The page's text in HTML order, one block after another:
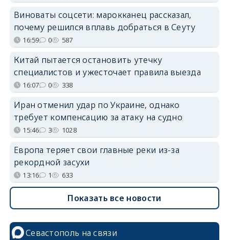
Виноваты соцсети: марокканец рассказал,
почему решился вплавь добраться в Сеуту
16:59 0 587
Китай пытается остановить утечку
специалистов и ужесточает правила выезда
16:07 0 338
Иран отменил удар по Украине, однако
требует компенсацию за атаку на судно
15:46 3 1028
Европа теряет свои главные реки из-за
рекордной засухи
13:16 1 633
Показать все новости
Севастополь на связи